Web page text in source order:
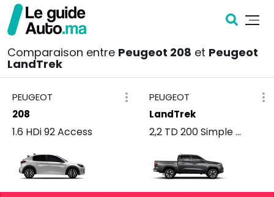
Comparaison entre Peugeot 208 et Peugeot
LandTrek
PEUGEOT
208
1.6 HDi 92 Access
PEUGEOT
LandTrek
2,2 TD 200 Simple Cabine 4x2 Pro